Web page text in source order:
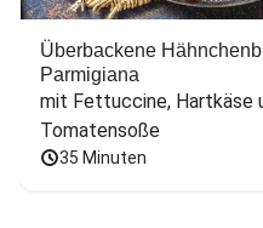
Überbackene
Parmigiana
mit Fettuccine, Hartkäse
Tomatensoße
35 Minuten